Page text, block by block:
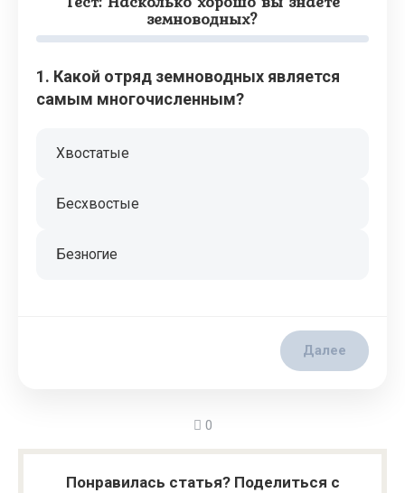
земноводных?
1. Какой отряд земноводных является
самым многочисленным?
Хвостатые
Бесхвостые
Безногие
Далее
0
Понравилась статья? Поделиться с